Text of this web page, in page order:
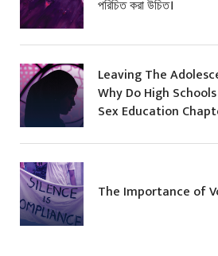
পরিচিত করা উচিত।
Leaving The
Why Do High
Sex Education
The Importance of